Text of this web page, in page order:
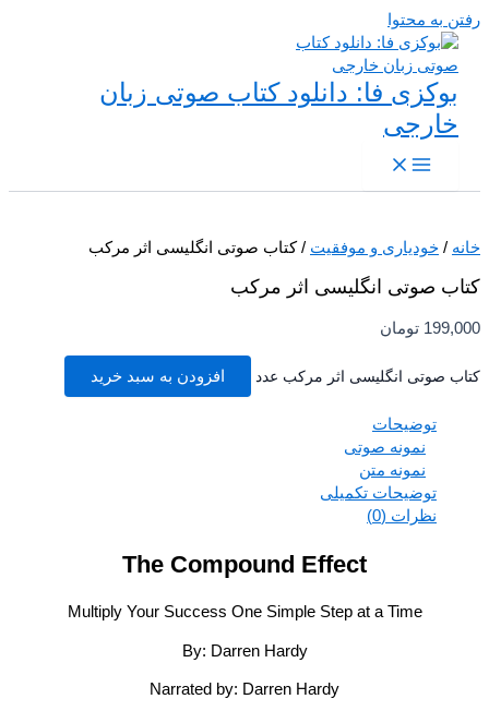
به محتوا
بوکزی فا: دانلود کتاب صوتی زبان
خارجی
/خودیاری و موفقیت/ کتاب صوتی انگلیسی اثر مرکب
صوتی انگلیسی اثر مرکب
تومان
صوتی انگلیسی اثر مرکب عدد افزودن به سبد خرید
توضیحات
نمونه صوتی
نمونه متن
توضیحات تکمیلی
نظرات (0)
The Compound Effect
Multiply Your Success One Simple Step at a Time
By: Darren Hardy
Narrated by: Darren Hardy